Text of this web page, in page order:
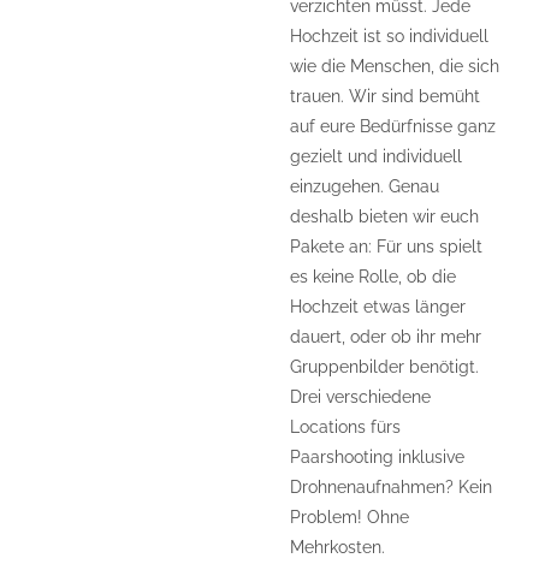
verzichten müsst. Jede
Hochzeit ist so individuell
wie die Menschen, die sich
trauen. Wir sind bemüht
auf eure Bedürfnisse ganz
gezielt und individuell
einzugehen. Genau
deshalb bieten wir euch
Pakete an: Für uns spielt
es keine Rolle, ob die
Hochzeit etwas länger
dauert, oder ob ihr mehr
Gruppenbilder benötigt.
Drei verschiedene
Locations fürs
Paarshooting inklusive
Drohnenaufnahmen? Kein
Problem! Ohne
Mehrkosten.